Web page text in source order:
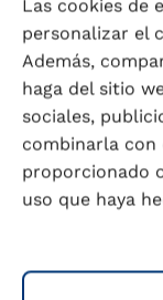
Las cookies de
personalizar el
Además,
haga del sitio
sociales,
combinarla con
proporcionado
uso que haya
producto